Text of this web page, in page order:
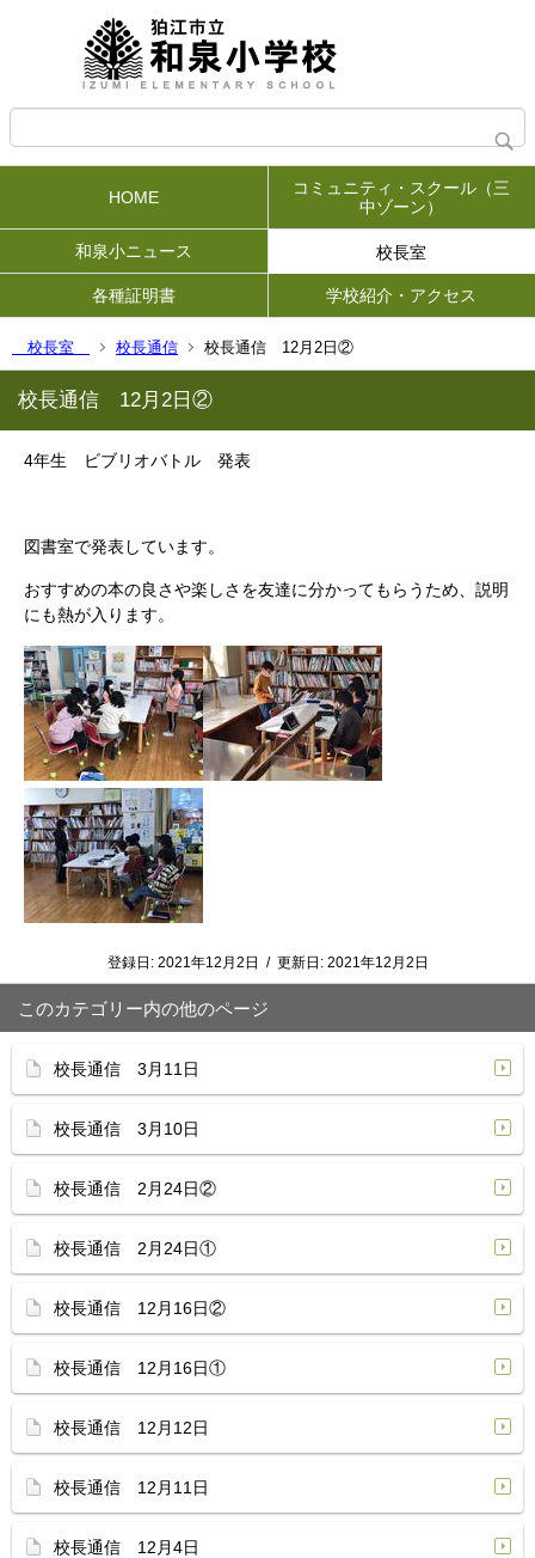
HOME
コミュニティ・スクール（三
中ゾーン）
和泉小ニュース 校長室
各種証明書 学校紹介・アクセス
校長室 校長通信 校長通信 12月2日②
校長通信 12月2日②
4年生 ビブリオバトル 発表
図書室で発表しています。
おすすめの本の良さや楽しさを友達に分かってもらうため、説明
にも熱が入ります。
登録日: 2021年12月2日 / 更新日: 2021年12月2日
このカテゴリー内の他のページ
校長通信 3月11日
校長通信 3月10日
校長通信 2月24日②
校長通信 2月24日①
校長通信 12月16日②
校長通信 12月16日①
校長通信 12月12日
校長通信 12月11日
校長通信 12月4日